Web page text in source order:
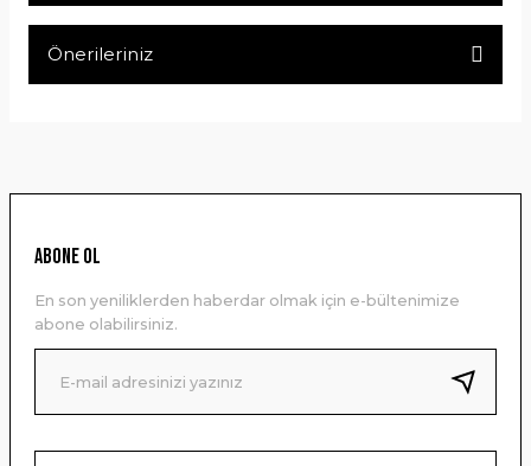
Önerileriniz
Ürün resmi kalitesiz, bozuk veya görüntülenemiyor.
Ürün bilgilerinde hatalar bulunuyor.
Ürün fiyatı diğer sitelerden daha pahalı.
Bu ürüne benzer farklı alternatifler olmalı.
ABONE OL
En son yeniliklerden haberdar olmak için e-bültenimize
abone olabilirsiniz.